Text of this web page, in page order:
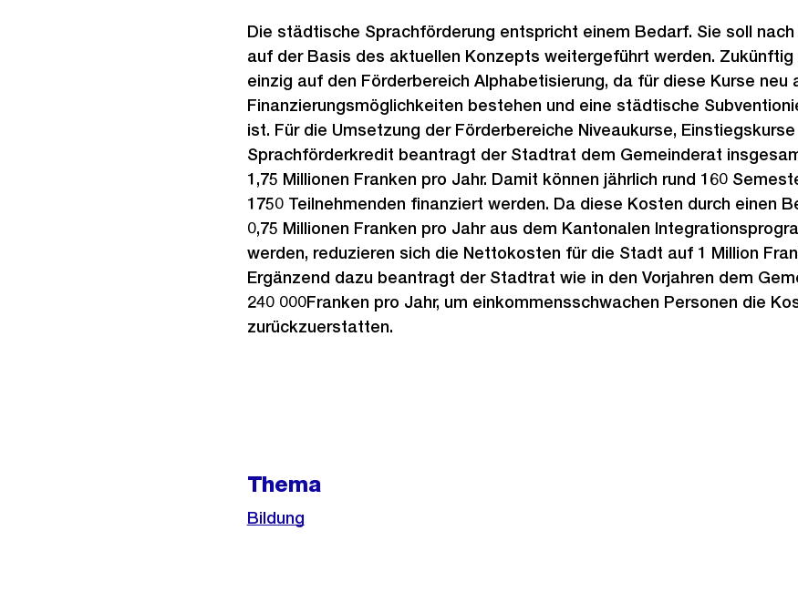
Die städtische Sprachförderung entspricht einem Bedarf. Sie soll
auf der Basis des aktuellen Konzepts weitergeführt werden.
einzig auf den Förderbereich Alphabetisierung, da für diese Kurse neu
Finanzierungsmöglichkeiten bestehen und eine städtische
ist. Für die Umsetzung der Förderbereiche Niveaukurse, Einstiegskurse
Sprachförderkredit beantragt der Stadtrat dem Gemeinderat
1,75 Millionen Franken pro Jahr. Damit können jährlich rund 160
1750 Teilnehmenden finanziert werden. Da diese Kosten durch einen
0,75 Millionen Franken pro Jahr aus dem Kantonalen
werden, reduzieren sich die Nettokosten für die Stadt auf 1 Million
Ergänzend dazu beantragt der Stadtrat wie in den Vorjahren dem
240 000Franken pro Jahr, um einkommensschwachen Personen die
zurückzuerstatten.
Thema
Bildung